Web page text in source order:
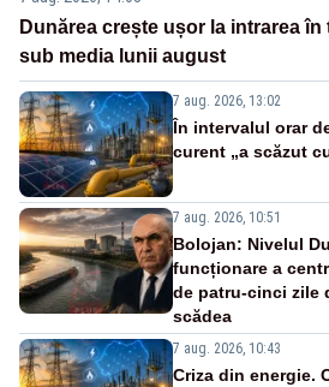
Dunărea crește ușor la intrarea în
sub media lunii august
7 aug. 2026, 13:02
În intervalul orar
curent „a scăzut
7 aug. 2026, 10:51
Bolojan: Nivelul
funcționare a
de patru-cinci zile
scădea
7 aug. 2026, 10:43
Criza din energie.